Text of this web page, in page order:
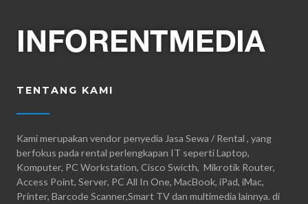
TENTANG KAMI
Kami merupakan vendor penyedia Jasa Sewa / Rental , yang
berfokus pada rental perlengkapan IT seperti Laptop,
Komputer, PC Workstation, Cisco Swicth, Mikrotik Router,
Access Point, Server, PC All In One, MacBook, iPad, iMac,
Printer, Barcode Scanner,Smart TV dan multimedia lainnya. di